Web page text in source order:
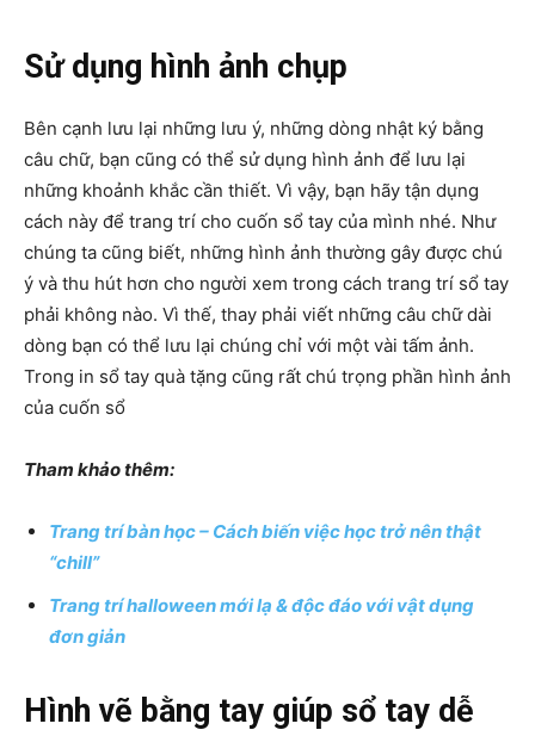
Sử dụng hình ảnh chụp
Bên cạnh lưu lại những lưu ý, những dòng nhật ký bằng
câu chữ, bạn cũng có thể sử dụng hình ảnh để lưu lại
những khoảnh khắc cần thiết. Vì vậy, bạn hãy tận dụng
cách này để trang trí cho cuốn sổ tay của mình nhé. Như
chúng ta cũng biết, những hình ảnh thường gây được chú
ý và thu hút hơn cho người xem trong cách trang trí sổ tay
phải không nào. Vì thế, thay phải viết những câu chữ dài
dòng bạn có thể lưu lại chúng chỉ với một vài tấm ảnh.
Trong in sổ tay quà tặng cũng rất chú trọng phần hình ảnh
của cuốn sổ
Tham khảo thêm:
Trang trí bàn học – Cách biến việc học trở nên thật
“chill”
Trang trí halloween mới lạ & độc đáo với vật dụng
đơn giản
Hình vẽ bằng tay giúp sổ tay dễ